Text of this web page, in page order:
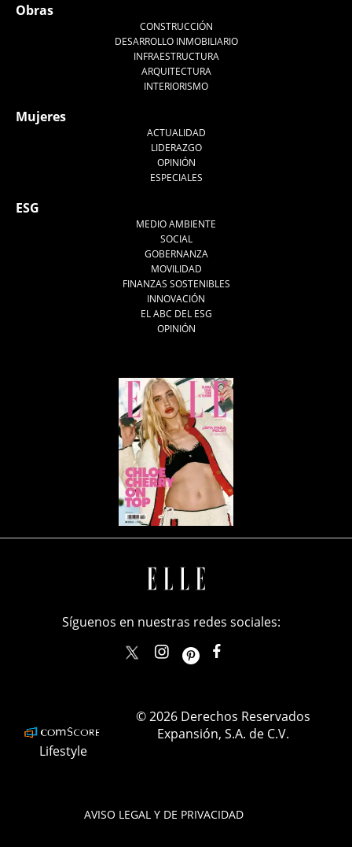
Obras
CONSTRUCCIÓN
DESARROLLO INMOBILIARIO
INFRAESTRUCTURA
ARQUITECTURA
INTERIORISMO
Mujeres
ACTUALIDAD
LIDERAZGO
OPINIÓN
ESPECIALES
ESG
MEDIO AMBIENTE
SOCIAL
GOBERNANZA
MOVILIDAD
FINANZAS SOSTENIBLES
INNOVACIÓN
EL ABC DEL ESG
OPINIÓN
AVISO LEGAL Y DE PRIVACIDAD
Síguenos en nuestras redes sociales:
elle_mexicoellemexico
Lifestyle
© 2026 Derechos Reservados
Expansión, S.A. de C.V.